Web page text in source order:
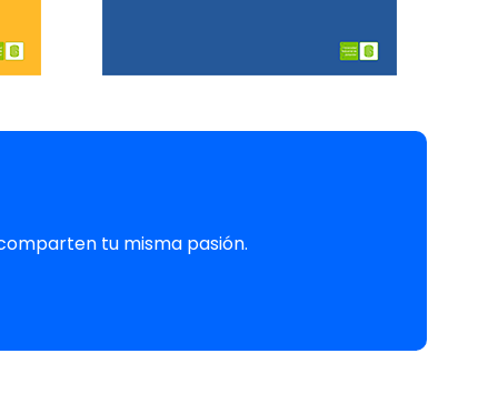
tu misma pasión.